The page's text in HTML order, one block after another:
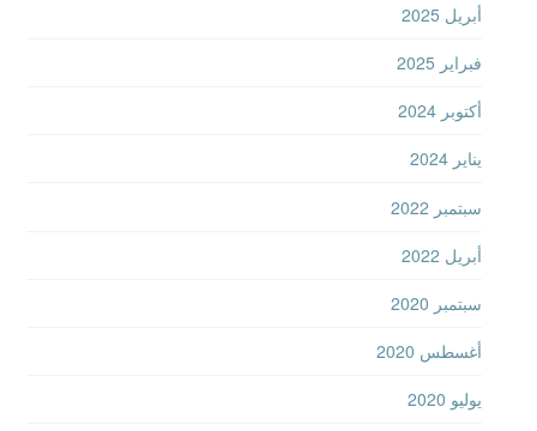
أبريل 2025
فبراير 2025
أكتوبر 2024
يناير 2024
سبتمبر 2022
أبريل 2022
سبتمبر 2020
أغسطس 2020
يوليو 2020